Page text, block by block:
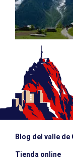
Blog del valle de
Tienda online